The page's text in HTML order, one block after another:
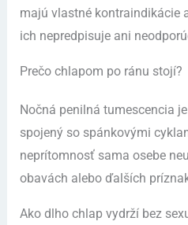
majú vlastné kontraindikácie
ich nepredpisuje ani
Prečo chlapom po ránu stojí?
Nočná penilná tumescencia
spojený so spánkovými
neprítomnosť sama osebe
obavách alebo ďalších
Ako dlho chlap vydrží bez